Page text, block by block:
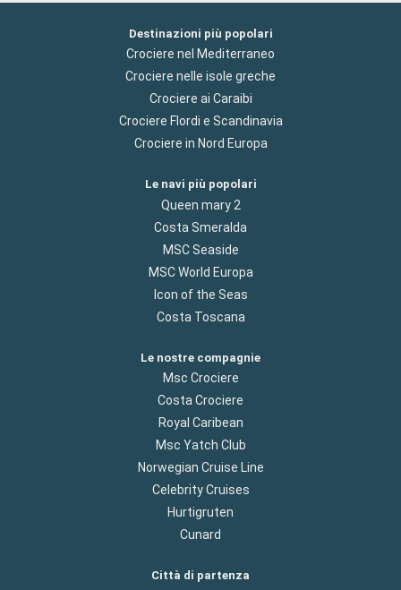
Destinazioni più popolari
Crociere nel Mediterraneo
Crociere nelle isole greche
Crociere ai Caraibi
Crociere Flordi e Scandinavia
Crociere in Nord Europa
Le navi più popolari
Queen mary 2
Costa Smeralda
MSC Seaside
MSC World Europa
Icon of the Seas
Costa Toscana
Le nostre compagnie
Msc Crociere
Costa Crociere
Royal Caribean
Msc Yatch Club
Norwegian Cruise Line
Celebrity Cruises
Hurtigruten
Cunard
Città di partenza